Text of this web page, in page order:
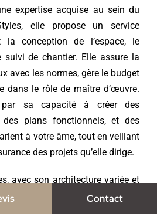
Contact
expertise acquise au sein du
elle propose un service
la conception de l’espace, le
suivi de chantier. Elle assure la
avec les normes, gère le budget
dans le rôle de maître d’œuvre.
sa capacité à créer des
des plans fonctionnels, et des
à votre âme, tout en veillant
des projets qu’elle dirige.
avec son architecture variée et
offre une toile de fond